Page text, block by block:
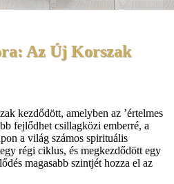
Az Új Korszak
kezdődött, amelyben az ’értelmes
fejlődhet csillagközi emberré, a
a világ számos spirituális
régi ciklus, és megkezdődött egy
magasabb szintjét hozza el az